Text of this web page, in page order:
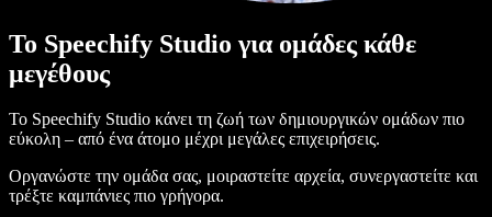
Το Speechify Studio για ομάδες κάθε
μεγέθους
Το Speechify Studio κάνει τη ζωή των δημιουργικών ομάδων πιο
εύκολη – από ένα άτομο μέχρι μεγάλες επιχειρήσεις.
Οργανώστε την ομάδα σας, μοιραστείτε αρχεία, συνεργαστείτε και
τρέξτε καμπάνιες πιο γρήγορα.